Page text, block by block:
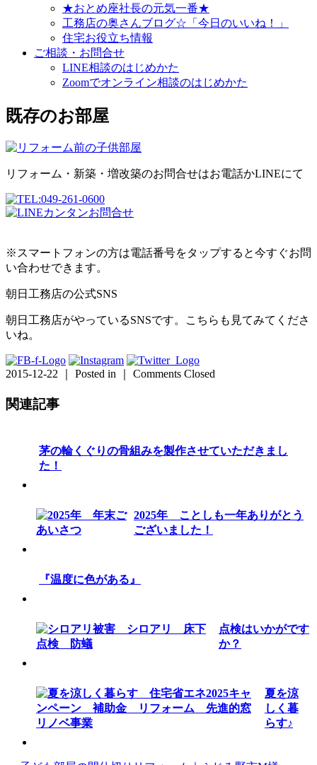
★おとめ座社長の元気一番★
工務店の奥さんブログ☆「今日のいいね！」
住宅お役立ち情報
ご相談・お問合せ
LINE相談のはじめかた
Zoomでオンライン相談のはじめかた
既存のお部屋
リフォーム・新築・増改築のお問合せはお電話かLINEにて
※スマートフォンの方は電話番号をタップすると今すぐお問
い合わせできます。
朝日工務店の公式SNS
朝日工務店がやっているSNSです。こちらも見てみてくださ
いね。
2015-12-22 ｜ Posted in ｜ Comments Closed
関連記事
茅の輪くぐりの骨組みを製作させていただきまし
た！
2025年 ことしも一年ありがとう
ございました！
『温度に色がある』
点検はいかがです
か？
夏を涼
しく暮
らす♪